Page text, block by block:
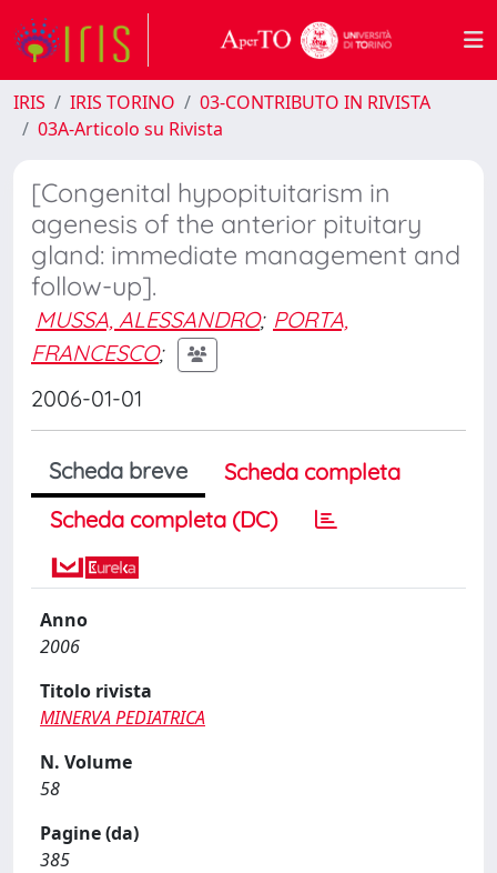
IRIS IRIS TORINO
03-CONTRIBUTO IN RIVISTA
03A-Articolo su Rivista
[Congenital hypopituitarism in
agenesis of the anterior pituitary
gland: immediate management and
follow-up].
MUSSA, ALESSANDRO; PORTA,
FRANCESCO;
2006-01-01
Scheda breve
Scheda completa
Scheda completa (DC)
Anno
2006
Titolo rivista
MINERVA PEDIATRICA
N. Volume
58
Pagine (da)
385